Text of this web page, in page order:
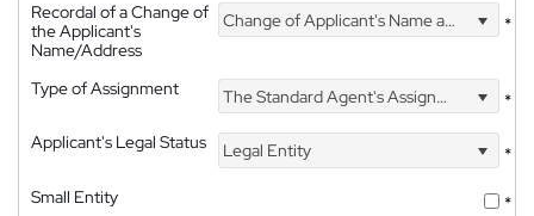
Recordal of a Change of
the Applicant's
Name/Address
Change of Applicant's Name and Address *
Type of Assignment The Standard Agent's Assignment
*
Applicant's Legal Status
Legal Entity
*
Small Entity
*